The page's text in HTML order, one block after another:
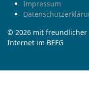
Impressum
© 2026 mit freundlicher
Internet im BEFG